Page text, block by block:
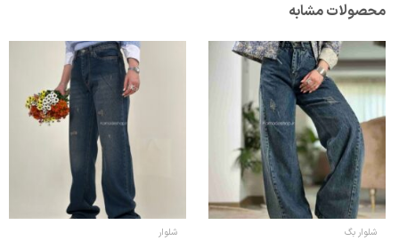
محصولات مشابه
شلوار بگ شلوار